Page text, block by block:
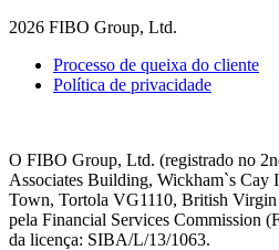
2026 FIBO Group, Ltd.
Processo de queixa do cliente
Política de privacidade
O FIBO Group, Ltd. (registrado no
Associates Building, Wickham`s Cay
Town, Tortola VG1110, British Virgin
pela Financial Services Commission (
da licença: SIBA/L/13/1063.